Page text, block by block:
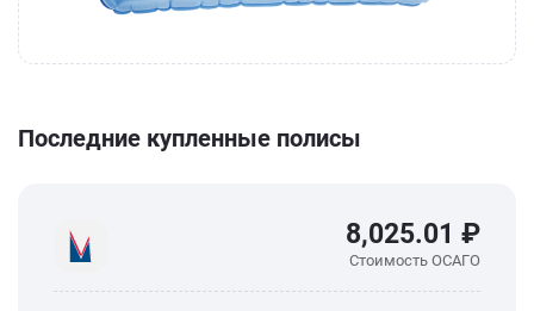
Последние купленные полисы
8,025.01 ₽
Стоимость ОСАГО